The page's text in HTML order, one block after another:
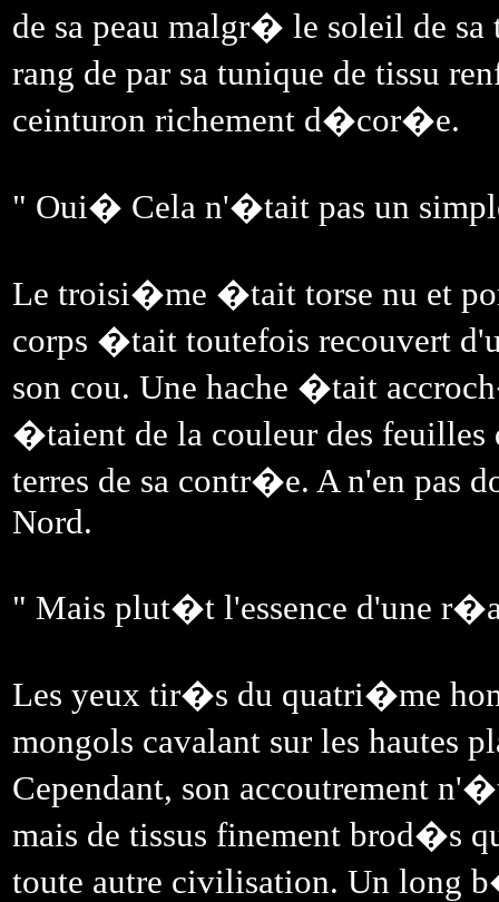
de sa peau malgr� le soleil de
rang de par sa tunique de tissu
ceinturon richement d�cor�e.
" Oui� Cela n'�tait pas un
Le troisi�me �tait torse nu et
corps �tait toutefois recouvert
son cou. Une hache �tait
�taient de la couleur des feuilles
terres de sa contr�e. A n'en pas
Nord.
" Mais plut�t l'essence d'une
Les yeux tir�s du quatri�me
mongols cavalant sur les hautes
Cependant, son accoutrement
mais de tissus finement brod�s
toute autre civilisation. Un long